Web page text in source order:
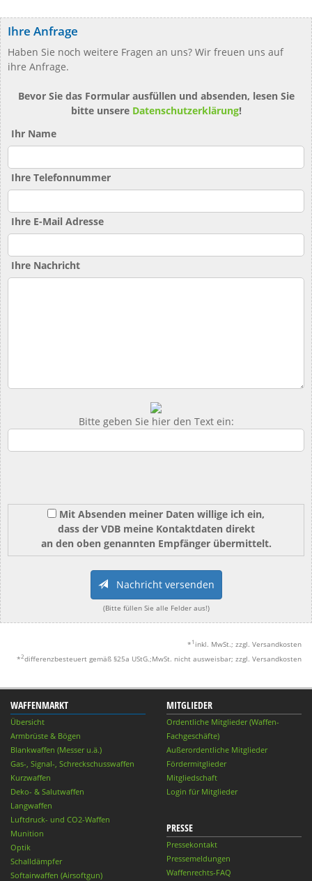
Ihre Anfrage
Haben Sie noch weitere Fragen an uns? Wir freuen uns auf
ihre Anfrage.
Bevor Sie das Formular ausfüllen und absenden, lesen Sie
bitte unsere Datenschutzerklärung!
Ihr Name
Ihre Telefonnummer
Ihre E-Mail Adresse
Ihre Nachricht
Bitte geben Sie hier den Text ein:
Mit Absenden meiner Daten willige ich ein,
dass der VDB meine Kontaktdaten direkt
an den oben genannten Empfänger übermittelt.
Nachricht versenden
(Bitte füllen Sie alle Felder aus!)
* 1 inkl. MwSt.; zzgl. Versandkosten
*2differenzbesteuert gemäß §25a UStG.;MwSt. nicht ausweisbar; zzgl. Versandkosten
WAFFENMARKT
Übersicht
Armbrüste & Bögen
Blankwaffen (Messer u.ä.)
Gas-, Signal-, Schreckschusswaffen
Kurzwaffen
Deko- & Salutwaffen
Langwaffen
Luftdruck- und CO2-Waffen
Munition
Optik
Schalldämpfer
Softairwaffen (Airsoftgun)
MITGLIEDER
Ordentliche Mitglieder (Waffen-
Fachgeschäfte)
Außerordentliche Mitglieder
Fördermitglieder
Mitgliedschaft
Login für Mitglieder
PRESSE
Pressekontakt
Pressemeldungen
Waffenrechts-FAQ